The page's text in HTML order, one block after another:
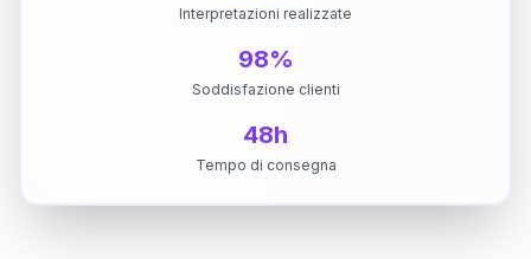
Interpretazioni realizzate
98%
Soddisfazione clienti
48h
Tempo di consegna